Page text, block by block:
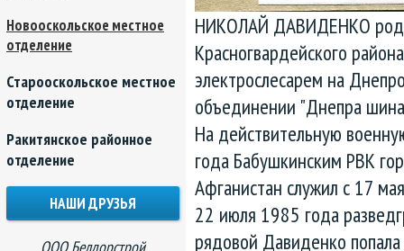
НИКОЛАЙ ДАВИДЕНКО
Красногвардейского
электрослесарем на
объединении "Днепра
На действительную
года Бабушкинским РВК
Афганистан служил с 17
22 июля 1985 года
рядовой Давиденко
Новооскольское местное
отделение
Старооскольское местное
отделение
Ракитянское районное
отделение
НАШИ ДРУЗЬЯ